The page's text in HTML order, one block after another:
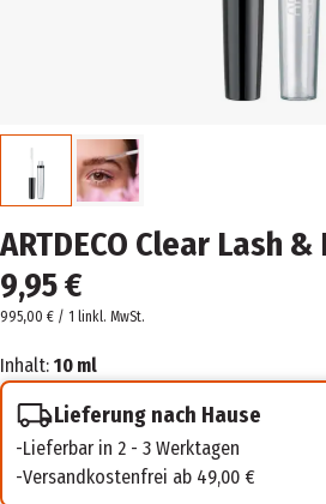
ARTDECO Clear Lash
9,95 €
995,00 € / 1 linkl. MwSt.
Inhalt: 10 ml
Lieferung nach Hause
Lieferbar in 2 - 3 Werktagen
Versandkostenfrei ab 49,00 €